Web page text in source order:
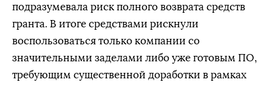
подразумевала риск полного возврата средств
гранта. В итоге средствами рискнули
воспользоваться только компании со
значительными заделами либо уже готовым ПО,
требующим существенной доработки в рамках